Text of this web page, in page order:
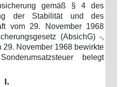
gemäß § 4 des
der Stabilität und des
vom 29. November 1968
(AbsichG) -,
29. November 1968 bewirkte
belegt
I.